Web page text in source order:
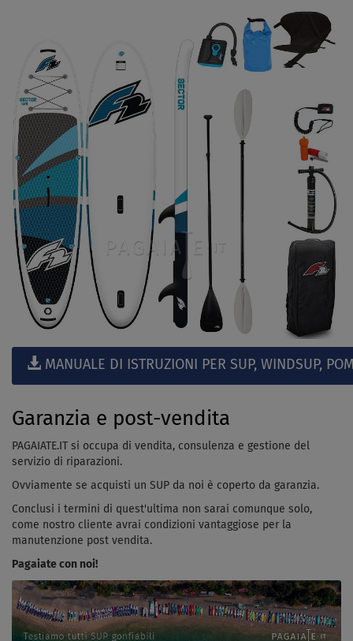
MANUALE DI ISTRUZIONI PER SUP, WINDSUP,
Garanzia e post-vendita
PAGAIATE.IT si occupa di vendita, consulenza e gestione del
servizio di riparazioni.
Ovviamente se acquisti un SUP da noi è coperto da garanzia.
Conclusi i termini di quest'ultima non sarai comunque solo,
come nostro cliente avrai condizioni vantaggiose per la
manutenzione post vendita.
Pagaiate con noi!